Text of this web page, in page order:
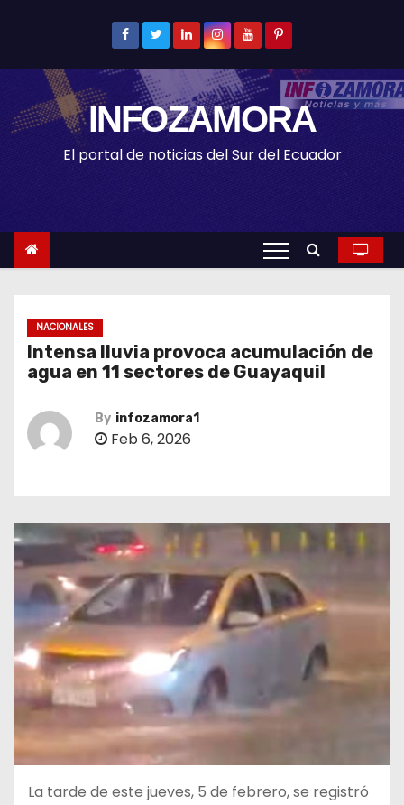
t
e
INFOZAMORA
El portal de noticias del Sur del Ecuador
NACIONALES
Intensa lluvia provoca acumulación de
agua en 11 sectores de Guayaquil
By infozamora1
Feb 6, 2026
La tarde de este jueves, 5 de febrero, se registró